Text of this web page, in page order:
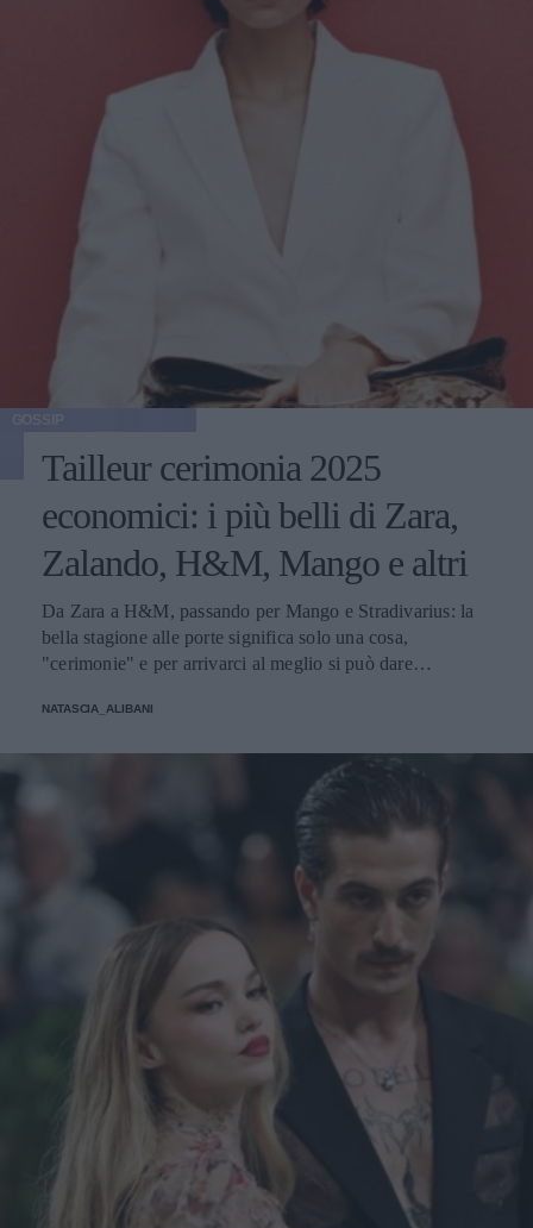
Tailleur cerimonia 2025
economici: i più belli di Zara,
Zalando, H&M, Mango e altri
Da Zara a H&M, passando per Mango e Stradivarius: la
bella stagione alle porte significa solo una cosa,
"cerimonie" e per arrivarci al meglio si può dare
NATASCIA_ALIBANI